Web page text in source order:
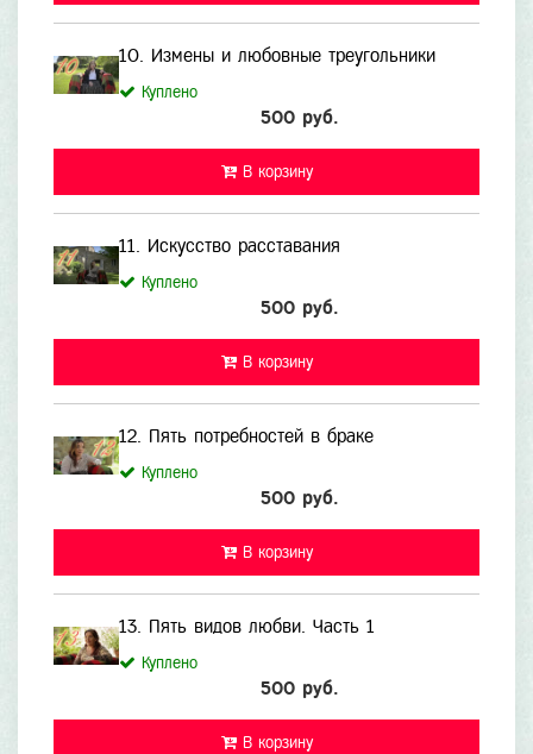
10. Измены и любовные треугольники
Куплено
500 руб.
В корзину
11. Искусство расставания
Куплено
500 руб.
В корзину
12. Пять потребностей в браке
Куплено
500 руб.
В корзину
13. Пять видов любви. Часть 1
Куплено
500 руб.
В корзину